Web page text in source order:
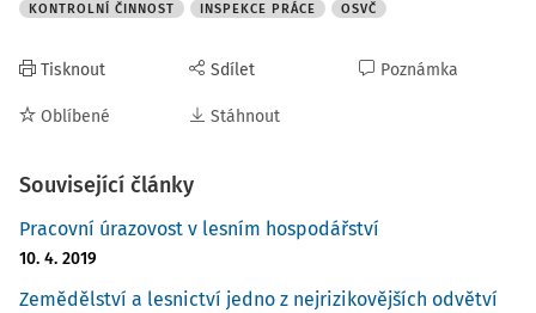
KONTROLNÍ ČINNOST
INSPEKCE PRÁCE OSVČ
Tisknout
Oblíbené
Sdílet
Stáhnout
Poznámka
Související články
Pracovní úrazovost v lesním hospodářství
10. 4. 2019
Zemědělství a lesnictví jedno z nejrizikovějších odvětví